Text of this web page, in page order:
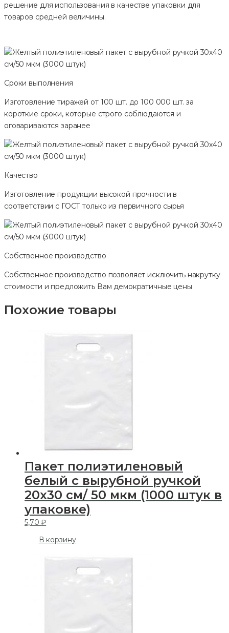
решение для использования в качестве упаковки для
товаров средней величины.
Сроки выполнения
Изготовление тиражей от 100 шт. до 100 000 шт. за
короткие сроки, которые строго соблюдаются и
оговариваются заранее
Качество
Изготовление продукции высокой прочности в
соответствии с ГОСТ только из первичного сырья
Собственное производство
Собственное производство позволяет исключить накрутку
стоимости и предложить Вам демократичные цены
Похожие товары
Пакет полиэтиленовый
белый с вырубной ручкой
20х30 см/ 50 мкм (1000 штук в
упаковке)
5,70₽
В корзину